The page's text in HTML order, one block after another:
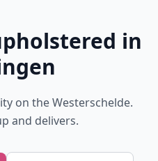
in
on the Westerschelde.
and delivers.